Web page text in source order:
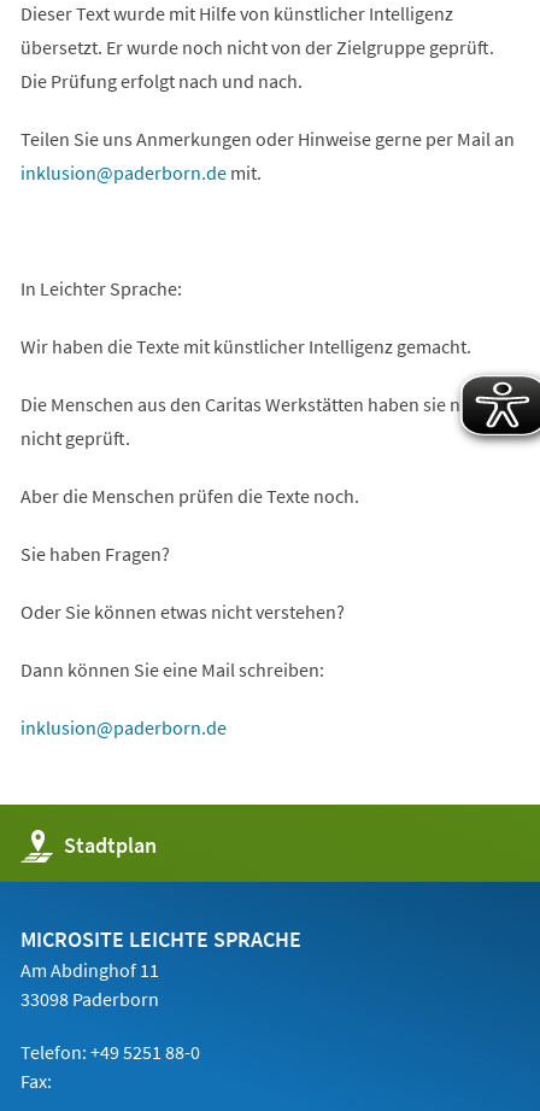
Dieser Text wurde mit Hilfe von künstlicher Intelligenz
übersetzt. Er wurde noch nicht von der Zielgruppe geprüft.
Die Prüfung erfolgt nach und nach.
Teilen Sie uns Anmerkungen oder Hinweise gerne per Mail an
inklusion
paderborn de mit.
In Leichter Sprache:
Wir haben die Texte mit künstlicher Intelligenz gemacht.
Die Menschen aus den Caritas Werkstätten haben sie noch
nicht geprüft.
Aber die Menschen prüfen die Texte noch.
Sie haben Fragen?
Oder Sie können etwas nicht verstehen?
Dann können Sie eine Mail schreiben:
inklusion paderborn de
Stadtplan
(Öffnet
in
einem
Tab)
MICROSITE LEICHTE SPRACHE
Am Abdinghof 11
33098 Paderborn
Telefon: +49 5251 88-0
Fax: